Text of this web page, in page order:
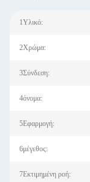
1Υλικό:
2Χρώμα:
3Σύνδεση:
4όνομα:
5Εφαρμογή:
6μέγεθος:
7Εκτιμημένη ροή: